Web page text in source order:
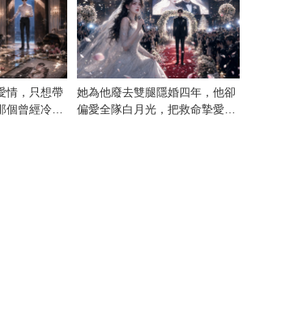
情，只想帶
曾經冷漠
她為他廢去雙腿隱婚四年，他卻
偏愛全隊白月光，把救命摯愛當